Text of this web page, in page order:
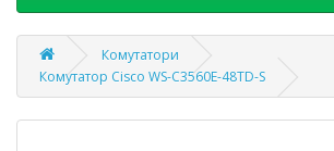
Комутатори
Комутатор Cisco WS-C3560E-48TD-S